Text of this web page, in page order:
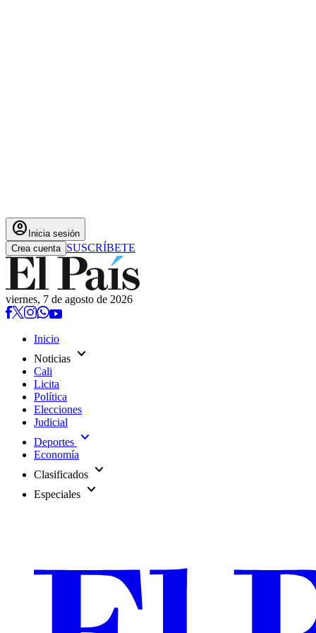
account_circle Inicia sesión
Crea cuenta SUSCRÍBETE
viernes, 7 de agosto de 2026
Inicio
Noticias expand_more
Cali
Licita
Política
Elecciones
Judicial
Deportes expand_more
Economía
Clasificados expand_more
Especiales expand_more